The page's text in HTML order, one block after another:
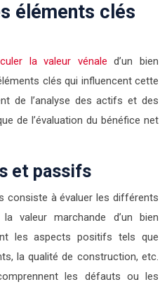
éléments clés
la valeur vénaled’un bien
clés qui influencent cette
de l’analyse des actifs et des
de l’évaluation du bénéfice net
et passifs
consiste à évaluer les différents
valeur marchande d’un bien
les aspects positifs tels que
la qualité de construction, etc.
les défauts ou les